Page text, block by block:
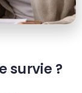
survie ?